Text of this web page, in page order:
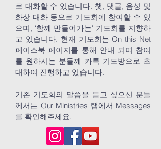
로 대화할 수 있습니다. 챗, 댓글, 음성 및
화상 대화 등으로 기도회에 참여할 수 있
으며, ‘함께 만들어가는' 기도회를 지향하
고 있습니다. 현재 기도회는 On this Net
페이스북 페이지를 통해 안내 되며 참여
를 원하시는 분들께 카톡 기도방으로 초
대하여 진행하고 있습니다.
기존 기도회의 말씀을 듣고 싶으신 분들
께서는 Our Ministries 탭에서 Messages
를 확인해주세요.